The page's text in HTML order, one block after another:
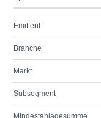
Emittent
Branche
Markt
Subsegment
Mindestanlagesumme